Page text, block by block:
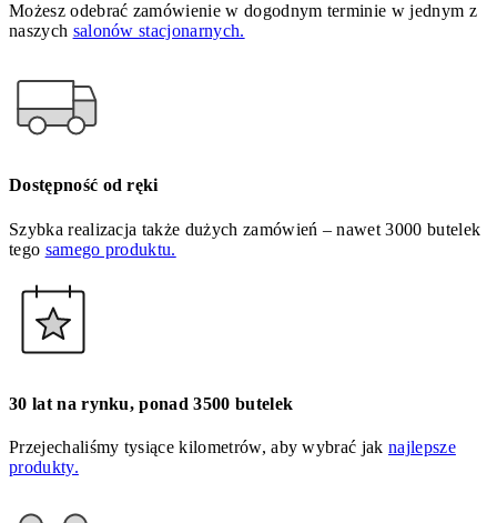
Możesz odebrać zamówienie w dogodnym terminie w jednym z
naszych salonów stacjonarnych.
Dostępność od ręki
Szybka realizacja także dużych zamówień – nawet 3000 butelek
tego samego produktu.
30 lat na rynku, ponad 3500 butelek
Przejechaliśmy tysiące kilometrów, aby wybrać jaknajlepsze
produkty.